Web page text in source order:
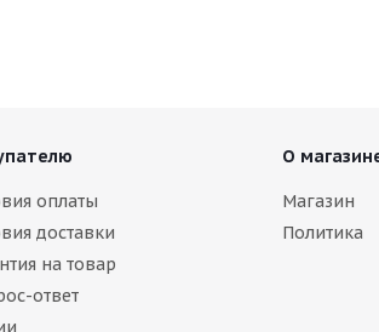
оплаты
доставки
на товар
ответ
О
Магазин
Политика